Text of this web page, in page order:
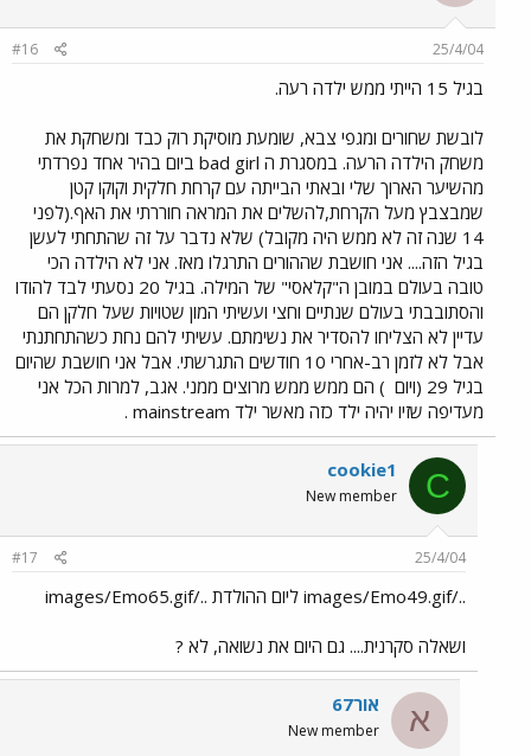
25/4/04
#16
בגיל 15 הייתי ממש ילדה רעה.
לובשת שחורים ומגפי צבא, שומעת מוסיקת רוק כבד ומשחקת את
משחק הילדה הרעה. במסגרת ה bad girl ביום בהיר אחד נפרדתי
מהשיער הארוך שלי ובאתי הבייתה עם קרחת חלקית וקוקו קטן
שמבצבץ מעל הקרחת,להשלים את המראה חוררתי את האף.(לפני
14 שנה זה לא ממש היה מקובל) שלא נדבר על זה שהתחתי לעשן
בגיל הזה.... אני חושבת שההורים התרגלו מאז. אני לא הילדה הכי
טובה בעולם במובן ה"קלאסי" של המילה. בגיל 20 נסעתי לבד להודו
והסתובבתי בעולם שנתיים וחצי ועשיתי המון שטויות שעל חלקן הם
עדיין לא הצליחו להסדיר את נשימתם. עשיתי להם נחת כשהתחתנתי
אבל לא לזמן רב-אחרי 10 חודשים התגרשתי. אבל אני חושבת שהיום
בגיל 29 (ויום
) הם ממש ממש מרוצים ממני. אגב, למרות הכל אני
מעדיפה שזיו יהיה ילד כזה מאשר ילד mainstream .
C
cookie1
New member
25/4/04
#17
../images/Emo49.gif ליום ההולדת ../images/Emo65.gif
ושאלה סקרנית.... גם היום את נשואה, לא ?
א אור67
New member